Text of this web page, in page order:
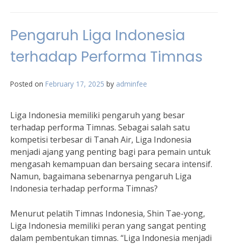
Pengaruh Liga Indonesia
terhadap Performa Timnas
Posted on February 17, 2025 by adminfee
Liga Indonesia memiliki pengaruh yang besar
terhadap performa Timnas. Sebagai salah satu
kompetisi terbesar di Tanah Air, Liga Indonesia
menjadi ajang yang penting bagi para pemain untuk
mengasah kemampuan dan bersaing secara intensif.
Namun, bagaimana sebenarnya pengaruh Liga
Indonesia terhadap performa Timnas?
Menurut pelatih Timnas Indonesia, Shin Tae-yong,
Liga Indonesia memiliki peran yang sangat penting
dalam pembentukan timnas. “Liga Indonesia menjadi